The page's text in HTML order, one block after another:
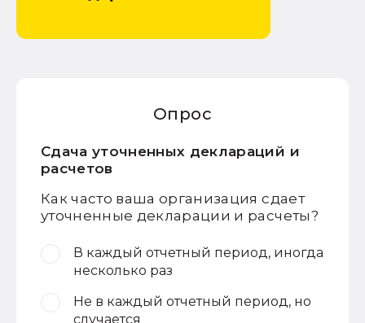
Опрос
Сдача уточненных деклараций и
расчетов
Как часто ваша организация сдает
уточненные декларации и расчеты?
В каждый отчетный период, иногда
несколько раз
Не в каждый отчетный период, но
случается